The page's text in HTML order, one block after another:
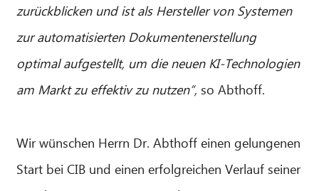
zurückblicken und ist als Hersteller von Systemen
zur automatisierten Dokumentenerstellung
optimal aufgestellt, um die neuen KI-Technologien
am Markt zu effektiv zu nutzen”, so Abthoff.
Wir wünschen Herrn Dr. Abthoff einen gelungenen
Start bei CIB und einen erfolgreichen Verlauf seiner